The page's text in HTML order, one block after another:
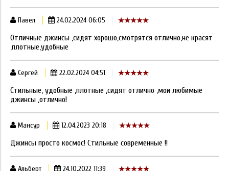
Павел 24.02.2024 06:05
Отличные джинсы ,сидят хорошо,смотрятся отлично,не красят
,плотные,удобные
Сергей 22.02.2024 04:51
Стильные, удобные ,плотные ,сидят отлично ,мои любимые
джинсы ,отлично!
Мансур 12.04.2023 20:18
Джинсы просто космос! Стильные современные !!
Альберт 24.10.2022 11:39